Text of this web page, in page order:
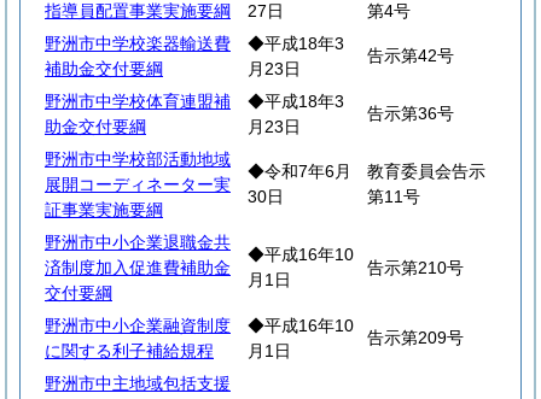
指導員配置事業実施要綱
27日
第4号
野洲市中学校楽器輸送費
補助金交付要綱
◆平成18年3
月23日
告示第42号
野洲市中学校体育連盟補
助金交付要綱
◆平成18年3
月23日
告示第36号
野洲市中学校部活動地域
展開コーディネーター実
証事業実施要綱
◆令和7年6月
30日
教育委員会告示
第11号
野洲市中小企業退職金共
済制度加入促進費補助金
交付要綱
◆平成16年10
月1日
告示第210号
野洲市中小企業融資制度
に関する利子補給規程
◆平成16年10
月1日
告示第209号
野洲市中主地域包括支援